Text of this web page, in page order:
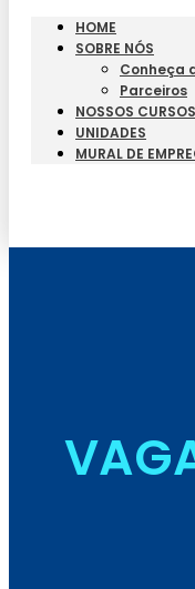
HOME
SOBRE NÓS
Conheça
Parceiros
NOSSOS CURSOS
UNIDADES
MURAL DE